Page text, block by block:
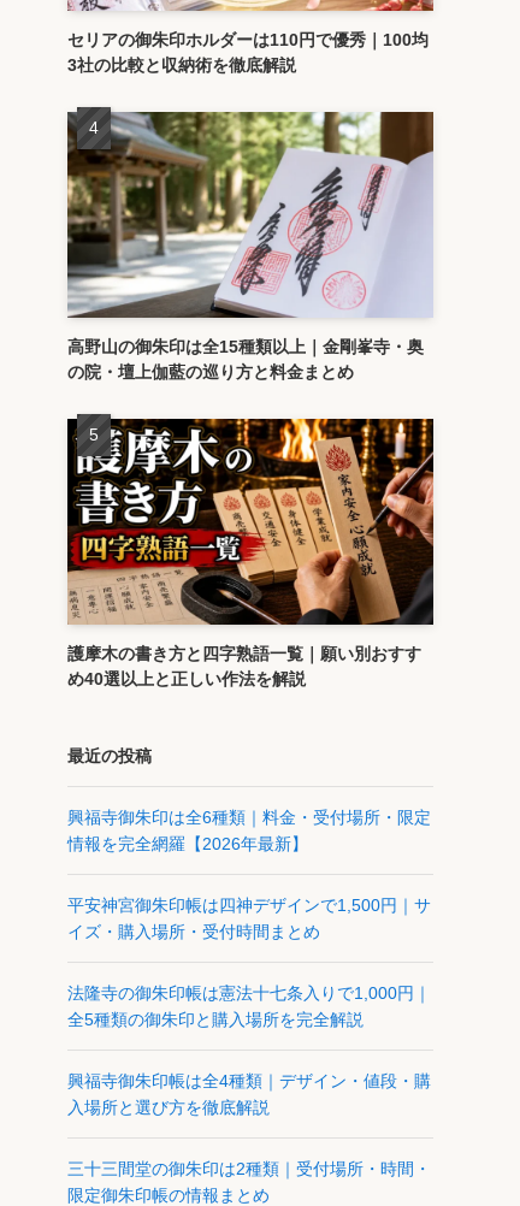
セリアの御朱印ホルダーは110円で優秀｜100均
3社の比較と収納術を徹底解説
高野山の御朱印は全15種類以上｜金剛峯寺・奥
の院・壇上伽藍の巡り方と料金まとめ
護摩木の書き方と四字熟語一覧｜願い別おすす
め40選以上と正しい作法を解説
最近の投稿
興福寺御朱印は全6種類｜料金・受付場所・限定
情報を完全網羅【2026年最新】
平安神宮御朱印帳は四神デザインで1,500円｜サ
イズ・購入場所・受付時間まとめ
法隆寺の御朱印帳は憲法十七条入りで1,000円｜
全5種類の御朱印と購入場所を完全解説
興福寺御朱印帳は全4種類｜デザイン・値段・購
入場所と選び方を徹底解説
三十三間堂の御朱印は2種類｜受付場所・時間・
限定御朱印帳の情報まとめ